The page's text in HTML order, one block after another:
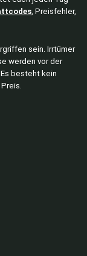
, Preisfehler,
sein. Irrtümer
werden vor der
besteht kein